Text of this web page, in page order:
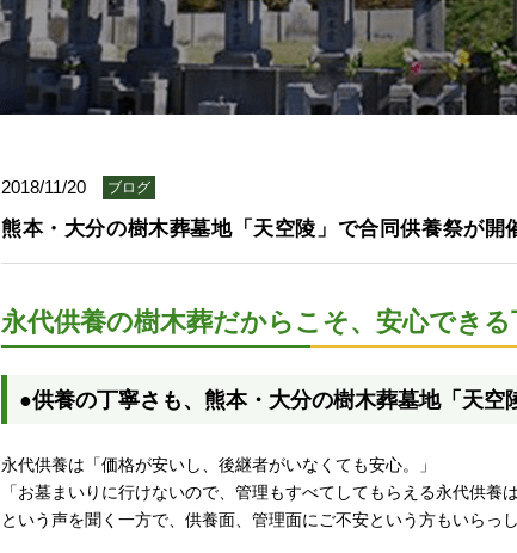
2018/11/20 ブログ
熊本・大分の樹木葬墓地「天空陵」で合同供養祭が開
永代供養の樹木葬だからこそ、安心でき
●供養の丁寧さも、熊本・大分の樹木葬墓地「天空
永代供養は「価格が安いし、後継者がいなくても安心。」
「お墓まいりに行けないので、管理もすべてしてもらえる永代供養
という声を聞く一方で、供養面、管理面にご不安という方もいらっし